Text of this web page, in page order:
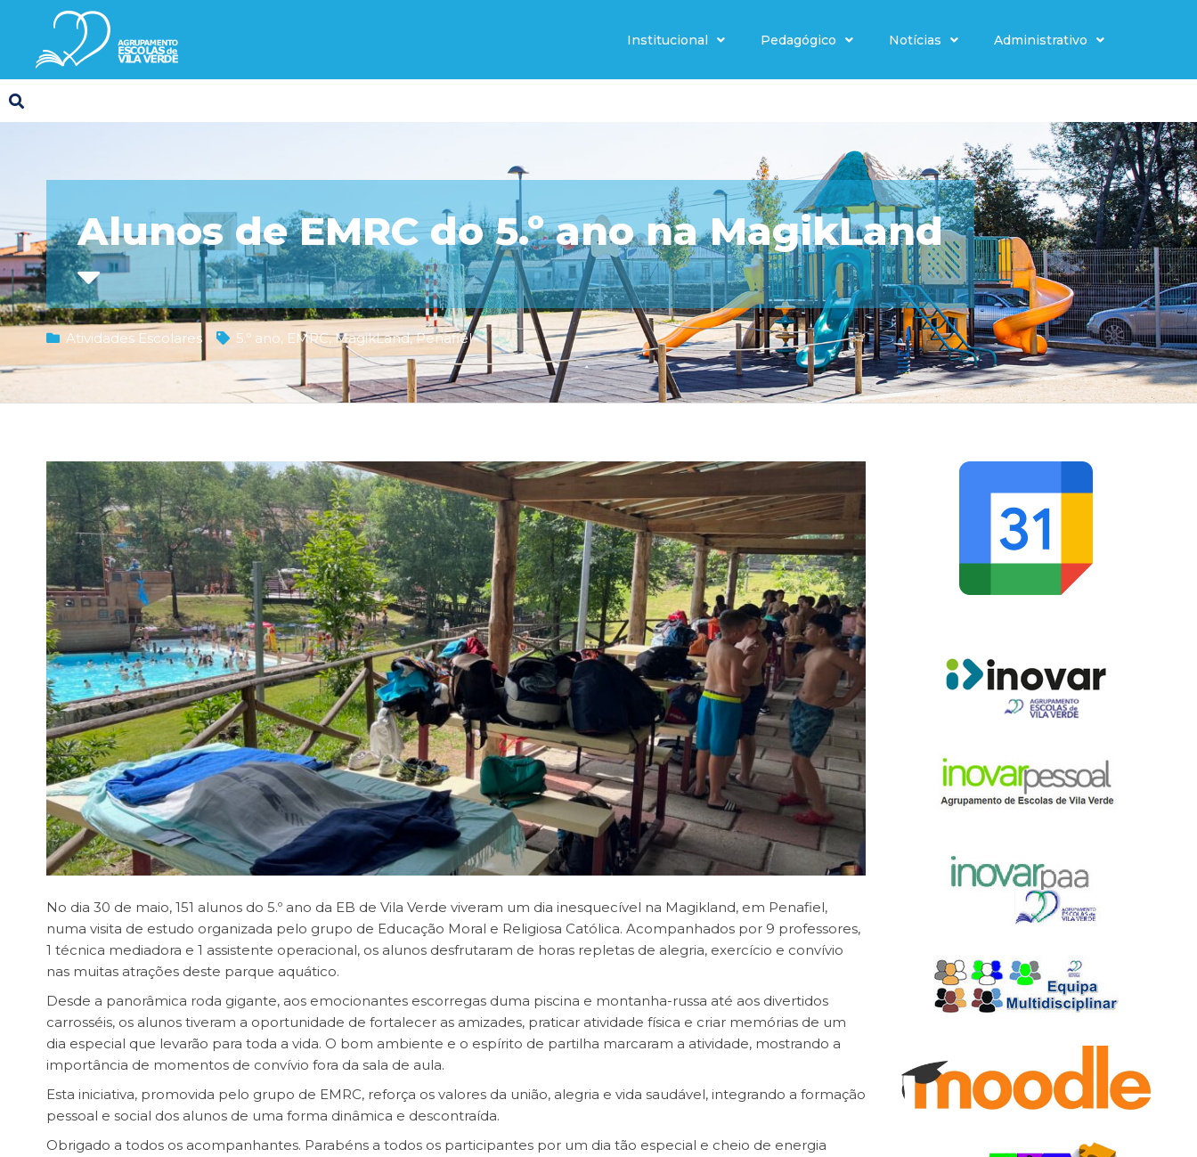
Institucional Pedagógico Notícias Administrativo
Alunos de EMRC do 5.º ano na MagikLand
Atividades Escolares 5.º ano, EMRC,MagikLand,Penafiel
No dia 30 de maio, 151 alunos do 5.º ano da EB de Vila Verde viveram um dia inesquecível na Magikland, em Penafiel,
numa visita de estudo organizada pelo grupo de Educação Moral e Religiosa Católica. Acompanhados por 9 professores,
1 técnica mediadora e 1 assistente operacional, os alunos desfrutaram de horas repletas de alegria, exercício e convívio
nas muitas atrações deste parque aquático.
Desde a panorâmica roda gigante, aos emocionantes escorregas duma piscina e montanha-russa até aos divertidos
carrosséis, os alunos tiveram a oportunidade de fortalecer as amizades, praticar atividade física e criar memórias de um
dia especial que levarão para toda a vida. O bom ambiente e o espírito de partilha marcaram a atividade, mostrando a
importância de momentos de convívio fora da sala de aula.
Esta iniciativa, promovida pelo grupo de EMRC, reforça os valores da união, alegria e vida saudável, integrando a formação
pessoal e social dos alunos de uma forma dinâmica e descontraída.
Obrigado a todos os acompanhantes. Parabéns a todos os participantes por um dia tão especial e cheio de energia